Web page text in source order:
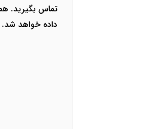
تماس بگیرید.
داده خواهد شد.